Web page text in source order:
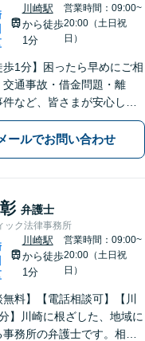
川崎駅
から徒歩
1分
営業時間：09:00~
20:00（土日祝
日）
歩1分】困ったら早めにご相
交通事故・借金問題・離
など、皆さまが安心して
うに問題解決に尽力しま
密着】クチコミ・リピータ
数。「こんなことで」と思
ールでお問い合わせ
弁護士
ック法律事務所
川崎駅
から徒歩
1分
営業時間：09:00~
20:00（土日祝
日）
無料】【電話相談可】【川
】川崎に根ざした、地域に
務所の弁護士です。相